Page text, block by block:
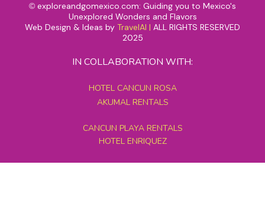
© exploreandgomexico.com: Guiding you to Mexico's
Unexplored Wonders and Flavors
Web Design & Ideas by TravelAI | ALL RIGHTS RESERVED
2025
IN COLLABORATION WITH:
HOTEL CANCUN ROSA
AKUMAL RENTALS
CANCUN PLAYA RENTALS
HOTEL ENRIQUEZ
MEXICO GRAND TOURS